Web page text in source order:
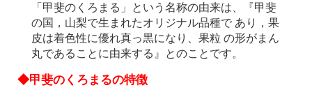
「甲斐のくろまる」という名称の由来は、『甲斐
の国，山梨で生まれたオリジナル品種で あり，果
皮は着色性に優れ真っ黒になり、果粒 の形がまん
丸であることに由来する』とのことです。
◆甲斐のくろまるの特徴